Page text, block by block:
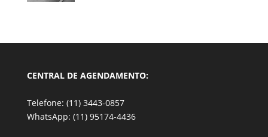
CENTRAL DE AGENDAMENTO:
Telefone: (11) 3443-0857
WhatsApp: (11) 95174-4436